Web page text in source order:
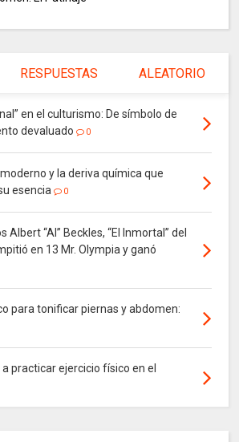
RESPUESTAS ALEATORIO
en el culturismo: De símbolo de
devaluado
0
y la deriva química que
esencia
0
Albert “Al” Beckles, “El Inmortal” del
en 13 Mr. Olympia y ganó
para tonificar piernas y abdomen:
practicar ejercicio físico en el